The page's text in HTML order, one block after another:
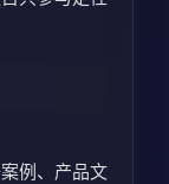
例、产品文